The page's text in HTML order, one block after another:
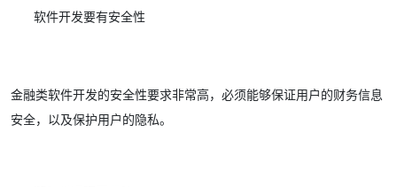
软件开发要有安全性
金融类软件开发的安全性要求非常高，必须能够保证用户的财务信息
安全，以及保护用户的隐私。